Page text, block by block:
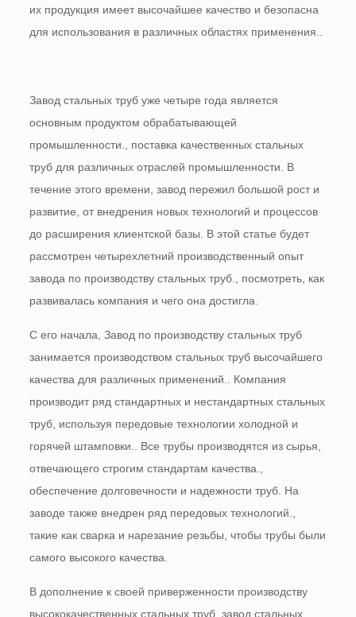
их продукция имеет высочайшее качество и безопасна
для использования в различных областях применения..
Завод стальных труб уже четыре года является
основным продуктом обрабатывающей
промышленности., поставка качественных стальных
труб для различных отраслей промышленности. В
течение этого времени, завод пережил большой рост и
развитие, от внедрения новых технологий и процессов
до расширения клиентской базы. В этой статье будет
рассмотрен четырехлетний производственный опыт
завода по производству стальных труб., посмотреть, как
развивалась компания и чего она достигла.
С его начала, Завод по производству стальных труб
занимается производством стальных труб высочайшего
качества для различных применений.. Компания
производит ряд стандартных и нестандартных стальных
труб, используя передовые технологии холодной и
горячей штамповки.. Все трубы производятся из сырья,
отвечающего строгим стандартам качества.,
обеспечение долговечности и надежности труб. На
заводе также внедрен ряд передовых технологий.,
такие как сварка и нарезание резьбы, чтобы трубы были
самого высокого качества.
В дополнение к своей приверженности производству
высококачественных стальных труб, завод стальных